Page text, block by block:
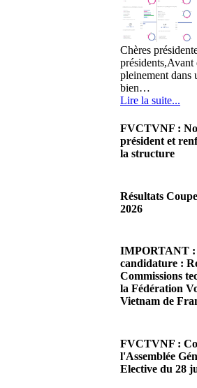
Chères
présidents,Avant
pleinement dans
bien…
Lire la suite...
FVCTVNF :
président et
la structure
Chères
Présidents,Ce
Lire la suite...
Résultats
2026
Cliquez sur ce
accéder aux
Lire la suite...
IMPORTANT :
candidature :
Commissions
la Fédération
Vietnam de
Madame la
Monsieur le
notre premier
FVCTVNF :
l'Assemblée
Elective du 28